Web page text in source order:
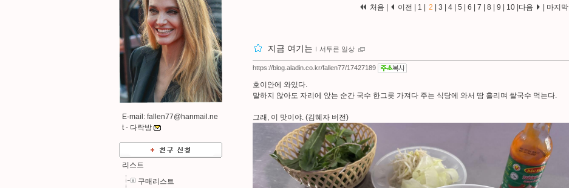
처음 이전 1 2 3 4 5 6 7 8 9 10 다음 마지막
지금 여기는 ｌ 서투른 일상
https://blog.aladin.co.kr/fallen77/17427189
호이안에 와있다.
말하지 않아도 자리에 앉는 순간 국수 한그릇 가져다 주는 식당에 와서 땀 흘리며 쌀국수 먹는다.
그래, 이 맛이야. (김혜자 버전)
E-mail: fallen77@hanmail.ne
t - 다락방
리스트
구매리스트